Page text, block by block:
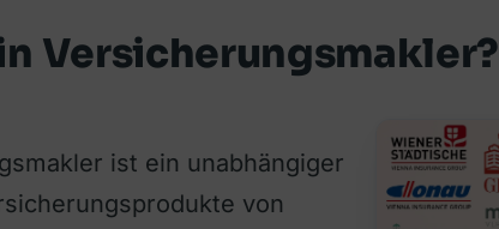
Versicherungsmakler?
ist ein unabhängiger
von